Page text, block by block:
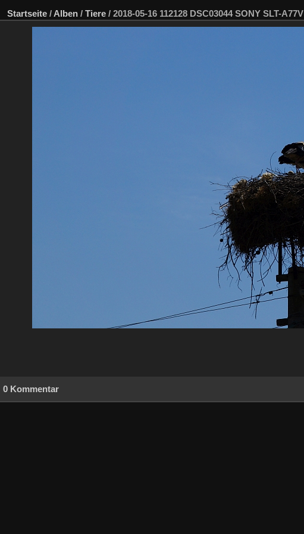
Startseite / Alben / Tiere / 2018-05-16 112128 DSC03044 SONY SLT-A77V
0 Kommentar